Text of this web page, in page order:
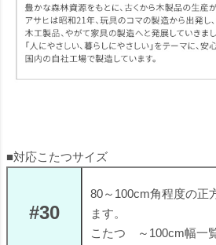
■対応こたつサイズ
#30
80～100cm角程度の正
ます。
こたつ ～100cm幅